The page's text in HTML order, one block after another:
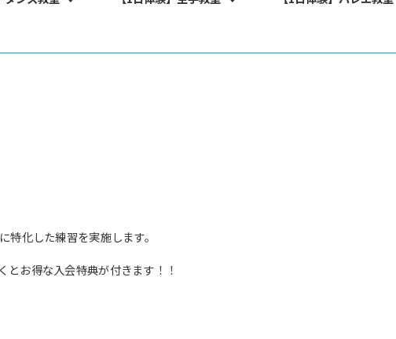
化した練習を実施します。
とお得な入会特典が付きます！！